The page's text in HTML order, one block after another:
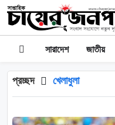
সারাদেশ জাতীয়
প্রচ্ছদ খেলাধুলা